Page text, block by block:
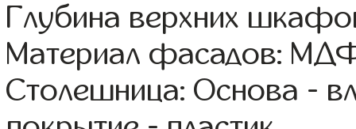
Глубина верхних
Материал фасадов:
Столешница: Основа -